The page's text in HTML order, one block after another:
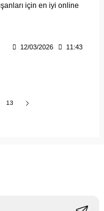
için en iyi online
12/03/2026 11:43
13